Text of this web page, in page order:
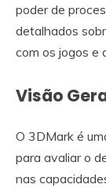
poder de
detalhados
com os jogos e
Visão
O 3DMark é
para avaliar o
nas